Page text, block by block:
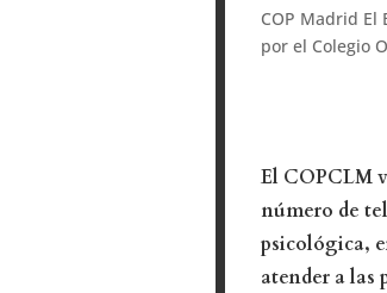
COP Madrid El
por el Colegio
El COPCLM
número de
psicológica,
atender a las